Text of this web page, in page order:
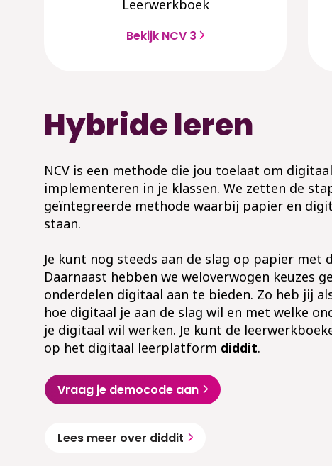
Leerwerkboek
Bekijk NCV 3
Hybride leren
NCV is een methode die jou toelaat om
implementeren in je klassen. We zetten de
geïntegreerde methode waarbij papier en
staan.
Je kunt nog steeds aan de slag op papier met
Daarnaast hebben we weloverwogen keuzes
onderdelen digitaal aan te bieden. Zo heb jij
hoe digitaal je aan de slag wil en met welke
je digitaal wil werken. Je kunt de
op het digitaal leerplatform diddit.
Vraag je democode aan
Lees meer over diddit